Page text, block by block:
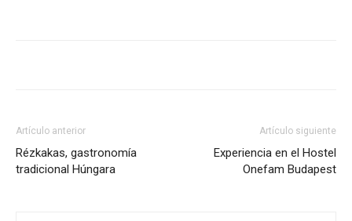
Artículo anterior
Rézkakas, gastronomía
tradicional Húngara
Artículo siguiente
Experiencia en el Hostel
Onefam Budapest